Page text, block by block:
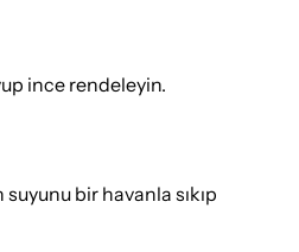
ince rendeleyin.
bir havanla sıkıp